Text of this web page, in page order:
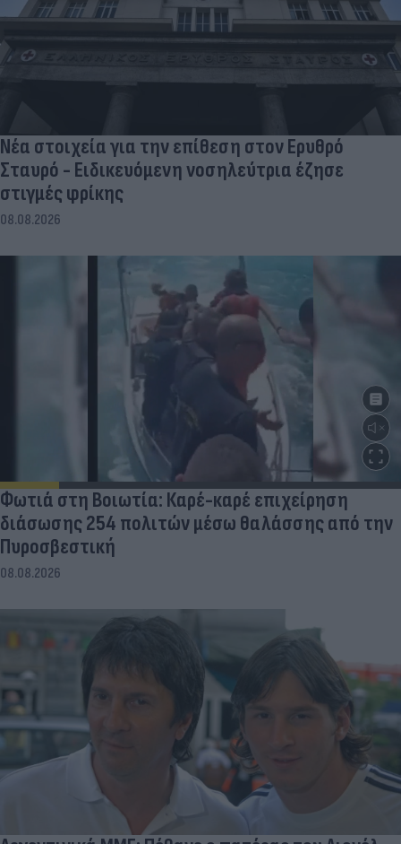
Νέα στοιχεία για την επίθεση στον Ερυθρό
Σταυρό - Ειδικευόμενη νοσηλεύτρια έζησε
στιγμές φρίκης
08.08.2026
Φωτιά στη Βοιωτία: Καρέ-καρέ επιχείρηση
διάσωσης 254 πολιτών μέσω θαλάσσης από την
Πυροσβεστική
08.08.2026